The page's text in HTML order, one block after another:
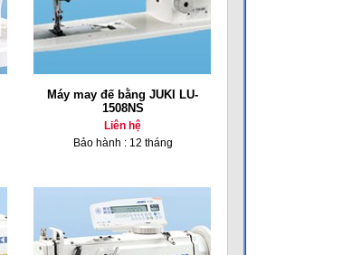
Máy may đế bằng JUKI LU-
1508NS
Liên hệ
Bảo hành : 12 tháng